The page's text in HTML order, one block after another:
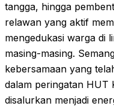
tangga, hingga
relawan yang aktif
mengedukasi warga di
masing-masing.
kebersamaan yang
dalam peringatan HUT
disalurkan menjadi